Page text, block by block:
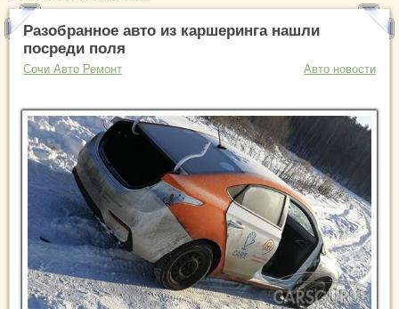
Разобранное авто из каршеринга нашли
посреди поля
Сочи Авто Ремонт Авто новости